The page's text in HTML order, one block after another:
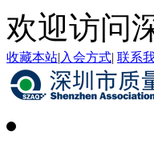
欢迎访问
收藏本站| 入会方式| 联系